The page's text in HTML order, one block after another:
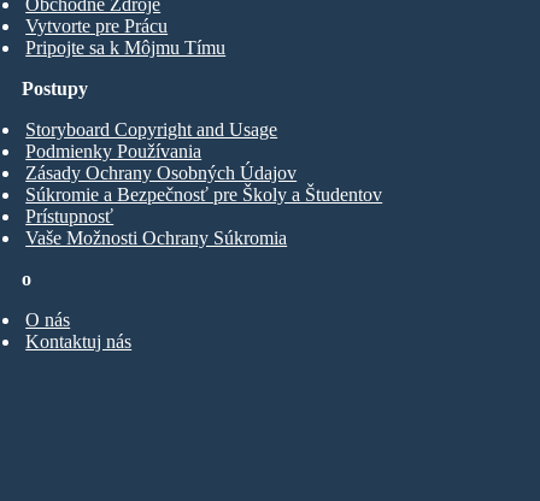
Vytvorte pre Prácu
Pripojte sa k Môjmu Tímu
o
O nás
Kontaktuj nás
Postupy
Storyboard Copyright and Usage
Podmienky Používania
Zásady Ochrany Osobných Údajov
Súkromie a Bezpečnosť pre Školy a Študentov
Prístupnosť
Vaše Možnosti Ochrany Súkromia